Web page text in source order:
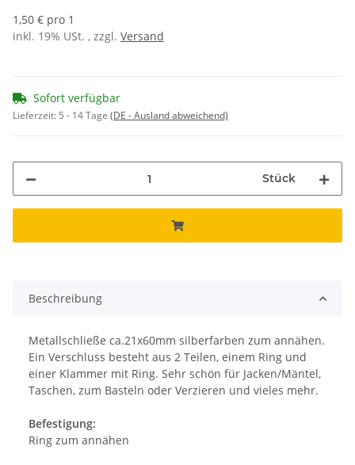
1,50 € pro 1
inkl. 19% USt. , zzgl. Versand
Sofort verfügbar
Lieferzeit: 5 - 14 Tage (DE - Ausland abweichend)
Stück
Beschreibung
Metallschließe ca.21x60mm silberfarben zum annähen.
Ein Verschluss besteht aus 2 Teilen, einem Ring und
einer Klammer mit Ring. Sehr schön für Jacken/Mäntel,
Taschen, zum Basteln oder Verzieren und vieles mehr.
Befestigung:
Ring zum annähen